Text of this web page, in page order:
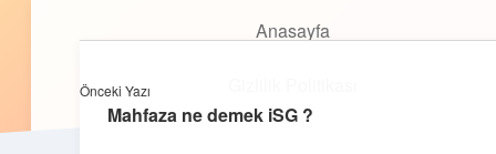
Anasayfa
Önceki Yazı
Mahfaza ne demek iSG ?
Anasayfa
Yasal Uyarı